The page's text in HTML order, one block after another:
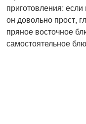
приготовления: если
он довольно прост,
пряное восточное
самостоятельное